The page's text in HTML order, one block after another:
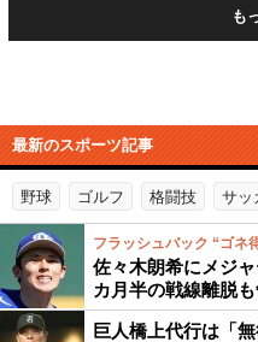
も
最新のスポーツ記事
野球 ゴルフ 格闘技 サッ
フラッシュバック “ゴネ
佐々木朗希にメジ
カ月半の戦線離脱
巨人橋上代行は「